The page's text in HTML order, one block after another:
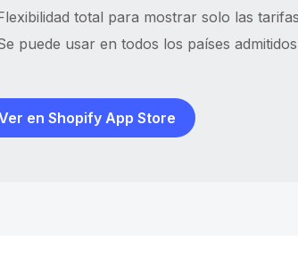
total para mostrar solo las
puede usar en todos los países
en Shopify App Store